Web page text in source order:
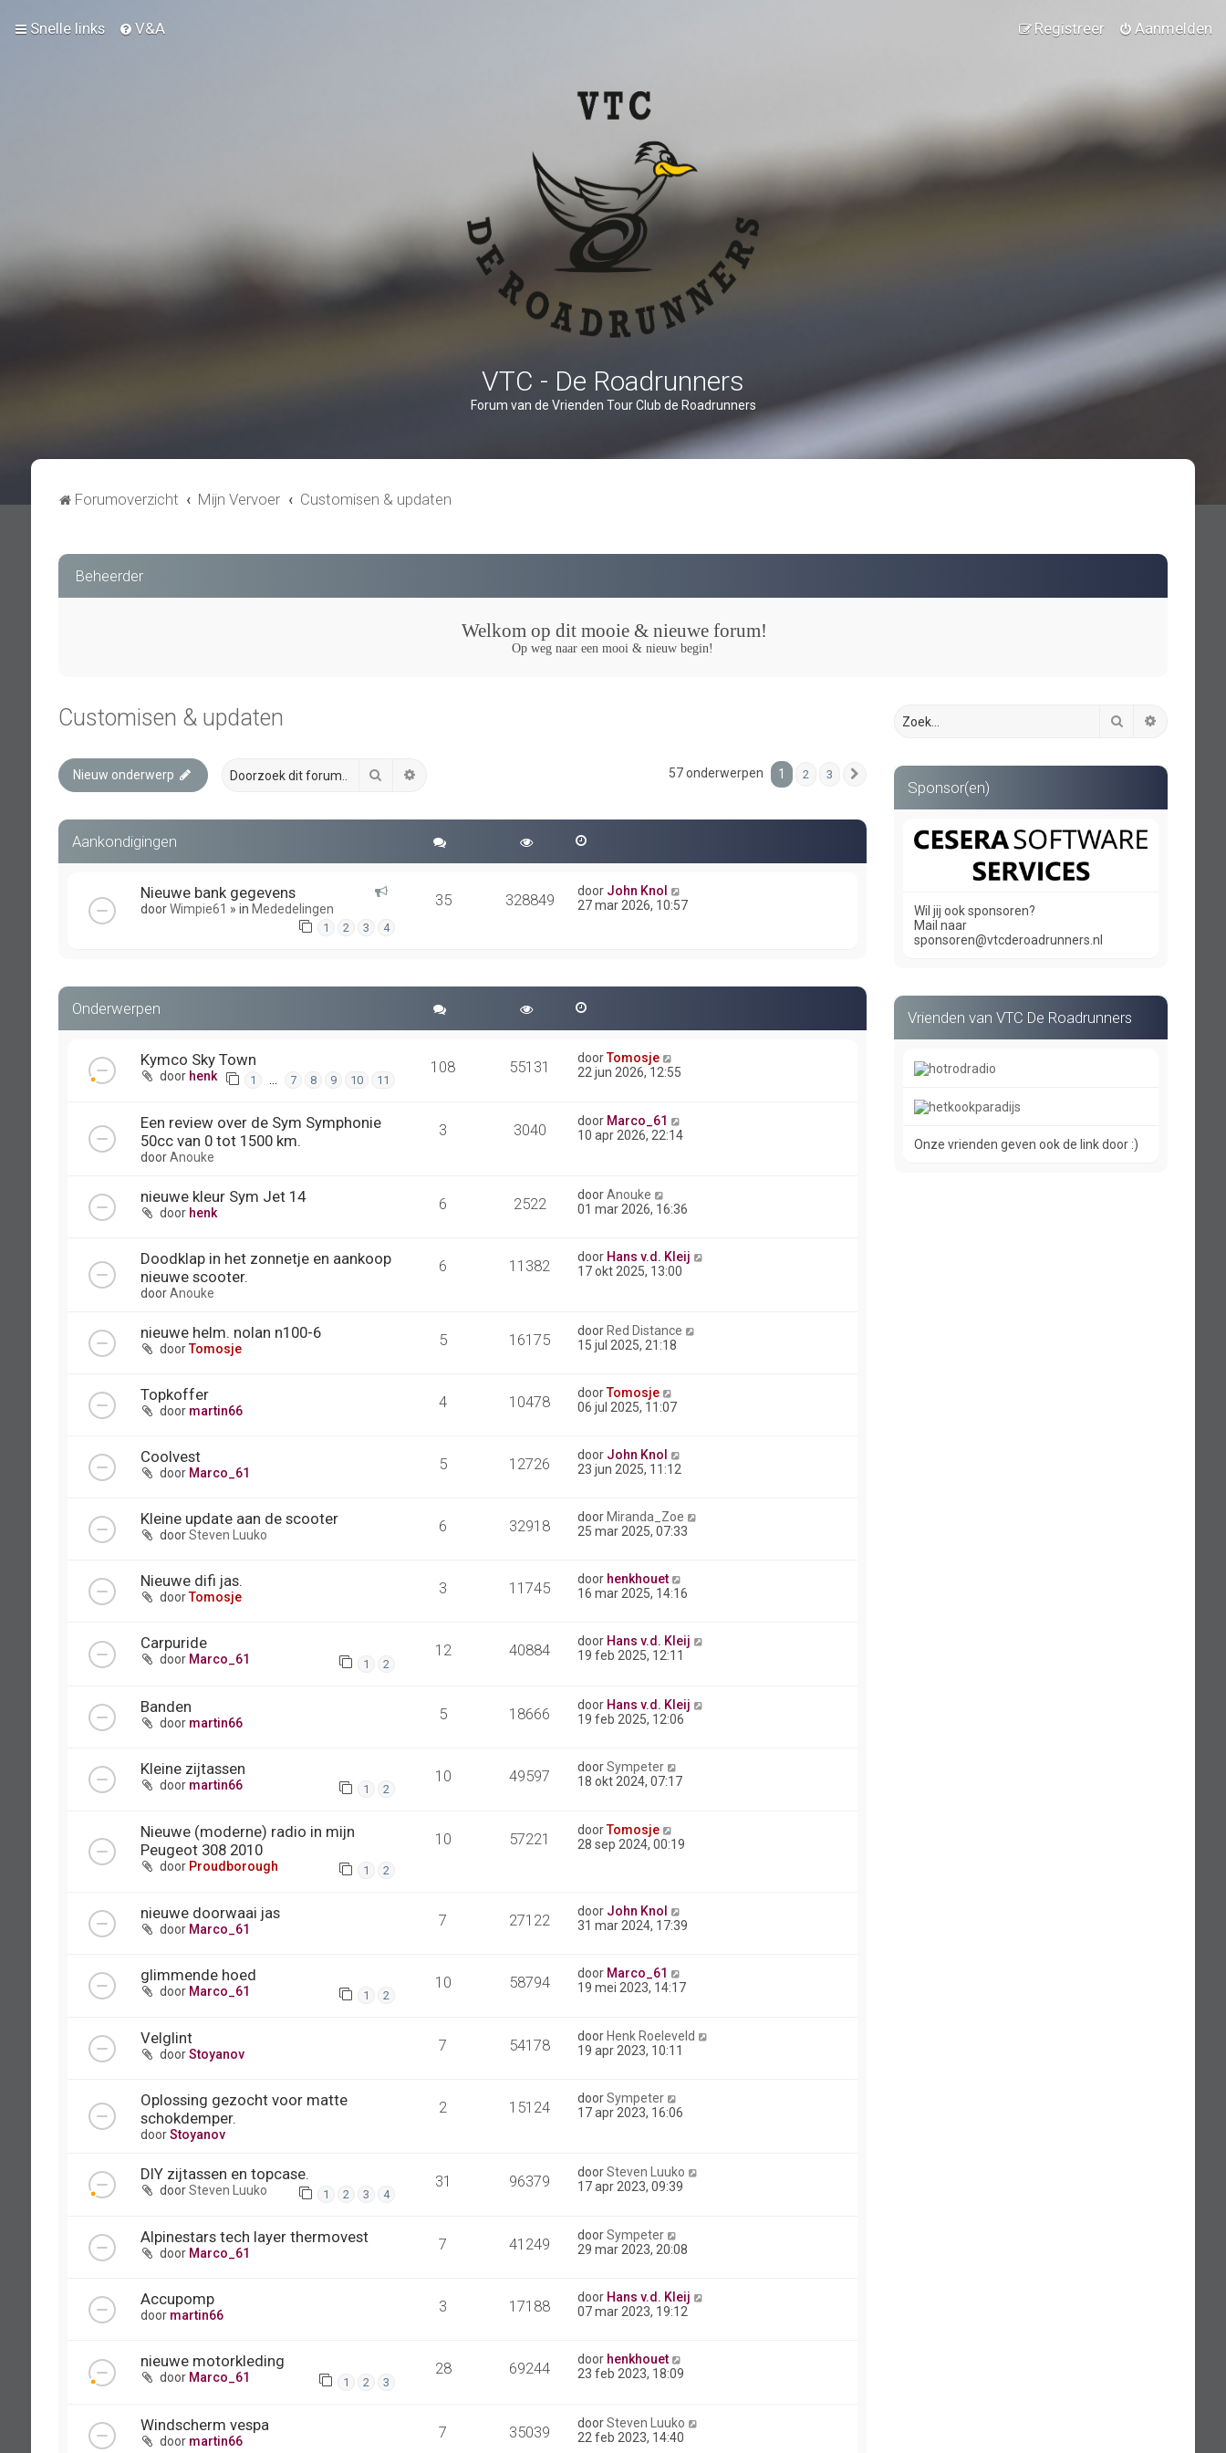
Snelle links V&A Aanmelden
Registreer
VTC - De Roadrunners
Forum van de Vrienden Tour Club de Roadrunners
Forumoverzicht Mijn Vervoer Customisen & updaten
Beheerder
Welkom op dit mooie & nieuwe forum!
Op weg naar een mooi & nieuw begin!
Customisen & updaten
Nieuw onderwerp Zoek 57 onderwerpen 1 2 3 Volgende
Aankondigingen
Nieuwe bank gegevens
doorWimpie61 » in Mededelingen
1 2 3 4
35 328849 door John Knol
27 mar 2026, 10:57
Onderwerpen
Kymco Sky Town
door henk 1 … 7 8 9 10 11
108 55131 doorTomosje
22 jun 2026, 12:55
Een review over de Sym Symphonie
50cc van 0 tot 1500 km.
doorAnouke
3 3040 door Marco_61
10 apr 2026, 22:14
nieuwe kleur Sym Jet 14
door henk 6 2522 doorAnouke
01 mar 2026, 16:36
Doodklap in het zonnetje en aankoop
nieuwe scooter.
doorAnouke
6 11382 door Hans v.d. Kleij
17 okt 2025, 13:00
nieuwe helm. nolan n100-6
doorTomosje 5 16175 door Red Distance
15 jul 2025, 21:18
Topkoffer
door martin66 4 10478 doorTomosje
06 jul 2025, 11:07
Coolvest
door Marco_61 5 12726 door John Knol
23 jun 2025, 11:12
Kleine update aan de scooter
doorSteven Luuko 6 32918 door Miranda_Zoe
25 mar 2025, 07:33
Nieuwe difi jas.
doorTomosje 3 11745 door henkhouet
16 mar 2025, 14:16
Carpuride
door Marco_61 1 2
12 40884 door Hans v.d. Kleij
19 feb 2025, 12:11
Banden
door martin66 5 18666 door Hans v.d. Kleij
19 feb 2025, 12:06
Kleine zijtassen
door martin66 1 2
10 49597 doorSympeter
18 okt 2024, 07:17
Nieuwe (moderne) radio in mijn
Peugeot 308 2010
door Proudborough 1 2
10 57221 doorTomosje
28 sep 2024, 00:19
nieuwe doorwaai jas
door Marco_61 7 27122 door John Knol
31 mar 2024, 17:39
glimmende hoed
door Marco_61 1 2
10 58794 door Marco_61
19 mei 2023, 14:17
Velglint
doorStoyanov 7 54178 door Henk Roeleveld
19 apr 2023, 10:11
Oplossing gezocht voor matte
schokdemper.
doorStoyanov
2 15124 doorSympeter
17 apr 2023, 16:06
DIY zijtassen en topcase.
doorSteven Luuko 1 2 3 4
31 96379 doorSteven Luuko
17 apr 2023, 09:39
Alpinestars tech layer thermovest
door Marco_61 7 41249 doorSympeter
29 mar 2023, 20:08
Accupomp
door martin66 3 17188 door Hans v.d. Kleij
07 mar 2023, 19:12
nieuwe motorkleding
door Marco_61 1 2 3
28 69244 door henkhouet
23 feb 2023, 18:09
Windscherm vespa
door martin66 7 35039 doorSteven Luuko
22 feb 2023, 14:40
Zoek
Sponsor(en)
Wil jij ook sponsoren?
Mail naar
sponsoren@vtcderoadrunners.nl
Vrienden van VTC De Roadrunners
Onze vrienden geven ook de link door :)